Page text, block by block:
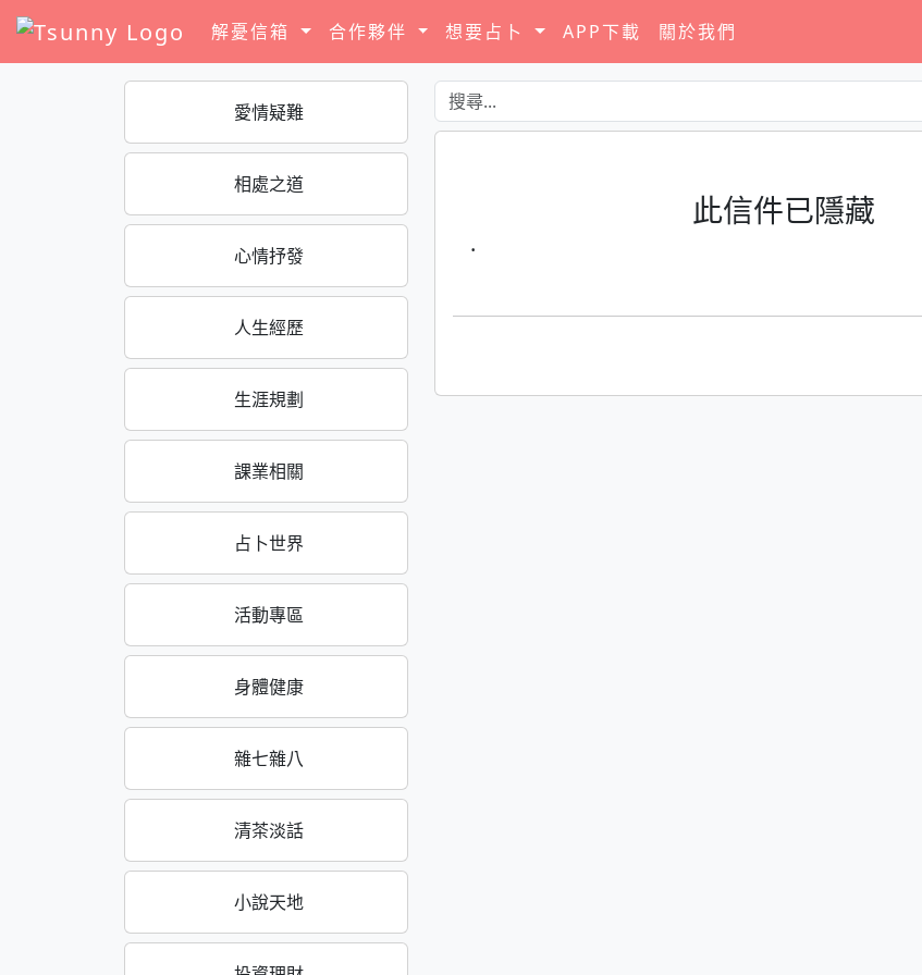
解憂信箱 合作夥伴 想要占卜 APP下載 關於我們
愛情疑難
相處之道
心情抒發
人生經歷
生涯規劃
課業相關
占卜世界
活動專區
身體健康
雜七雜八
清茶淡話
小說天地
此信件已隱藏
·